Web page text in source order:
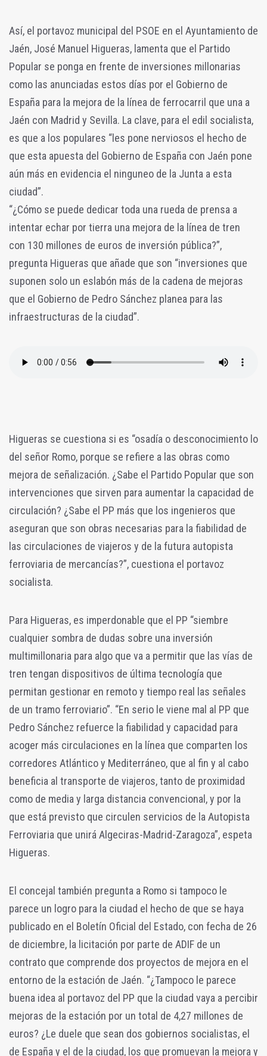
Así, el portavoz municipal del PSOE en el Ayuntamiento de
Jaén, José Manuel Higueras, lamenta que el Partido
Popular se ponga en frente de inversiones millonarias
como las anunciadas estos días por el Gobierno de
España para la mejora de la línea de ferrocarril que una a
Jaén con Madrid y Sevilla. La clave, para el edil socialista,
es que a los populares “les pone nerviosos el hecho de
que esta apuesta del Gobierno de España con Jaén pone
aún más en evidencia el ninguneo de la Junta a esta
ciudad”.
“¿Cómo se puede dedicar toda una rueda de prensa a
intentar echar por tierra una mejora de la línea de tren
con 130 millones de euros de inversión pública?”,
pregunta Higueras que añade que son “inversiones que
suponen solo un eslabón más de la cadena de mejoras
que el Gobierno de Pedro Sánchez planea para las
infraestructuras de la ciudad”.
Higueras se cuestiona si es “osadía o desconocimiento lo
del señor Romo, porque se refiere a las obras como
mejora de señalización. ¿Sabe el Partido Popular que son
intervenciones que sirven para aumentar la capacidad de
circulación? ¿Sabe el PP más que los ingenieros que
aseguran que son obras necesarias para la fiabilidad de
las circulaciones de viajeros y de la futura autopista
ferroviaria de mercancías?”, cuestiona el portavoz
socialista.
Para Higueras, es imperdonable que el PP “siembre
cualquier sombra de dudas sobre una inversión
multimillonaria para algo que va a permitir que las vías de
tren tengan dispositivos de última tecnología que
permitan gestionar en remoto y tiempo real las señales
de un tramo ferroviario”. “En serio le viene mal al PP que
Pedro Sánchez refuerce la fiabilidad y capacidad para
acoger más circulaciones en la línea que comparten los
corredores Atlántico y Mediterráneo, que al fin y al cabo
beneficia al transporte de viajeros, tanto de proximidad
como de media y larga distancia convencional, y por la
que está previsto que circulen servicios de la Autopista
Ferroviaria que unirá Algeciras-Madrid-Zaragoza”, espeta
Higueras.
El concejal también pregunta a Romo si tampoco le
parece un logro para la ciudad el hecho de que se haya
publicado en el Boletín Oficial del Estado, con fecha de 26
de diciembre, la licitación por parte de ADIF de un
contrato que comprende dos proyectos de mejora en el
entorno de la estación de Jaén. “¿Tampoco le parece
buena idea al portavoz del PP que la ciudad vaya a percibir
mejoras de la estación por un total de 4,27 millones de
euros? ¿Le duele que sean dos gobiernos socialistas, el
de España y el de la ciudad, los que promuevan la mejora y